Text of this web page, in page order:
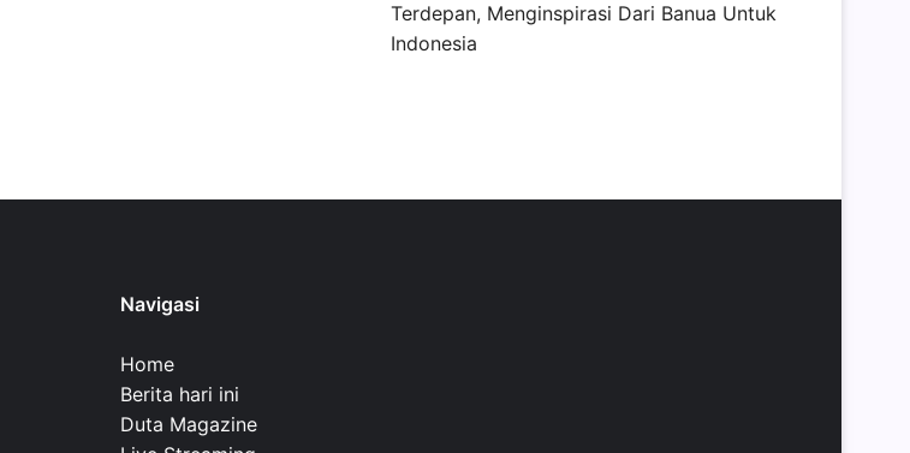
Terdepan, Menginspirasi Dari Banua Untuk
Indonesia
Navigasi
Home
Berita hari ini
Duta Magazine